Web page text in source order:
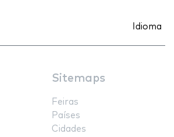
Idioma
Sitemaps
Feiras
Países
Cidades